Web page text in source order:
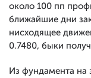
около 100 пп
ближайшие дни
нисходящее
0.7480, быки
Из фундамента на